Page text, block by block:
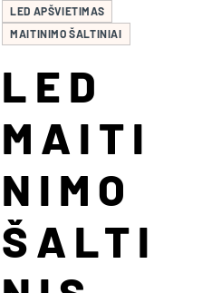
LED APŠVIETIMAS
MAITINIMO ŠALTINIAI
LED
MAITI
NIMO
ŠALTI